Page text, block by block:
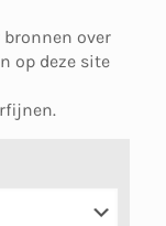
over
op deze site